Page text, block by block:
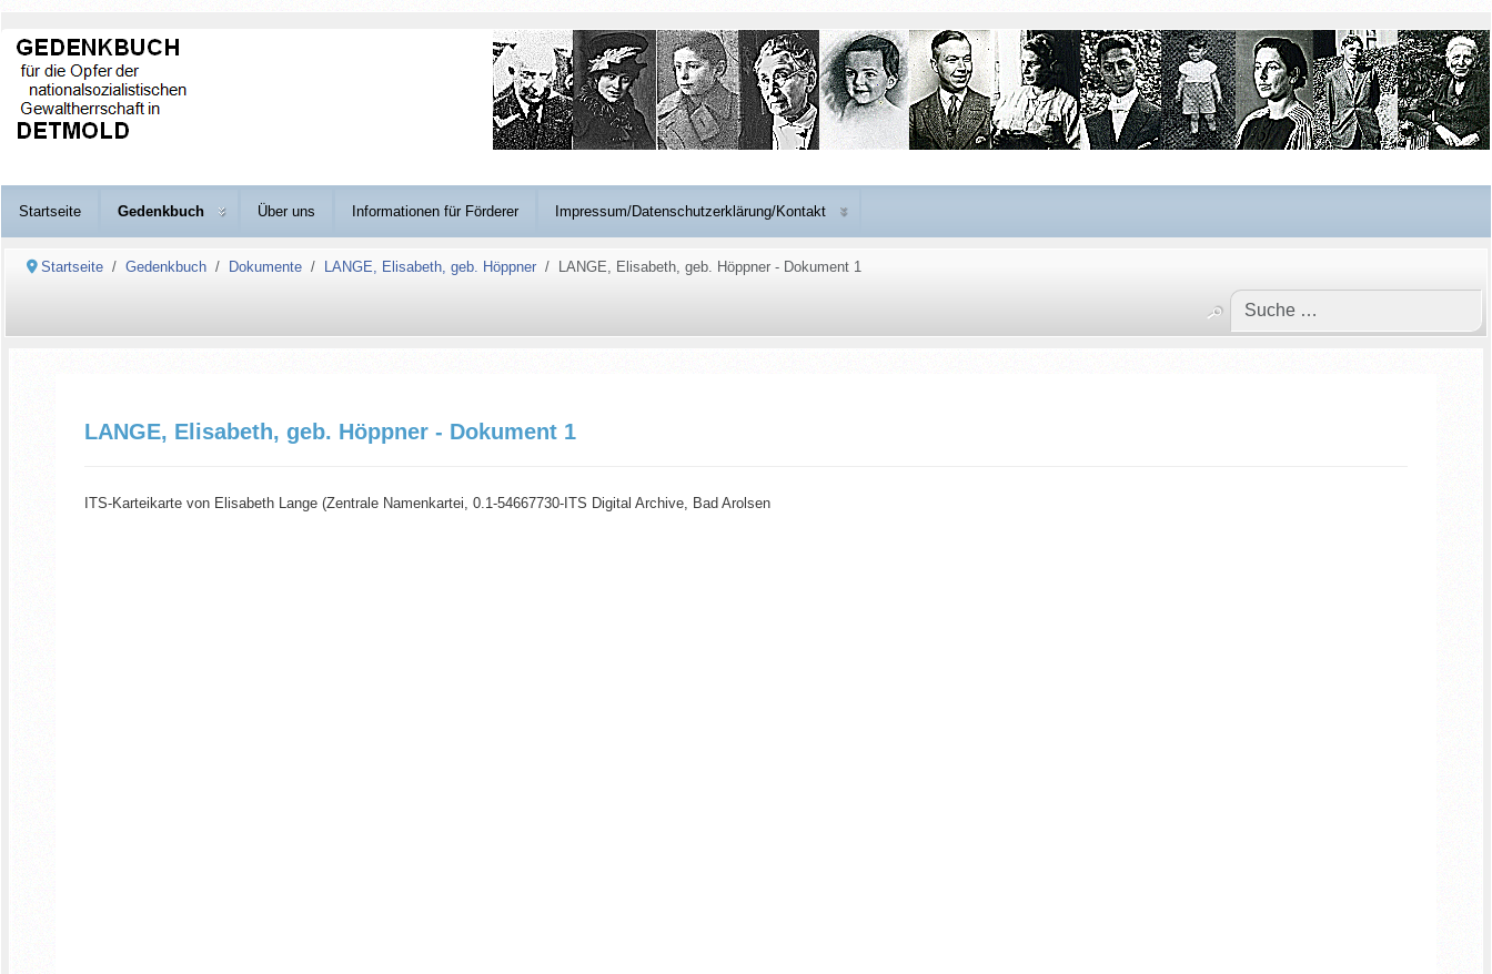
Startseite Gedenkbuch Über uns Informationen für Förderer Impressum/Datenschutzerklärung/Kontakt
Startseite Gedenkbuch Dokumente LANGE, Elisabeth, geb. Höppner LANGE, Elisabeth, geb. Höppner - Dokument 1
LANGE, Elisabeth, geb. Höppner - Dokument 1
ITS-Karteikarte von Elisabeth Lange (Zentrale Namenkartei, 0.1-54667730-ITS Digital Archive, Bad Arolsen